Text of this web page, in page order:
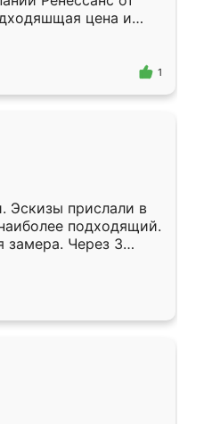
цена и
Приехавший
Владислав
самый
1
Эскизы прислали в
подходящий.
замера. Через 3
готова. Остались
Ренессанс
работу!